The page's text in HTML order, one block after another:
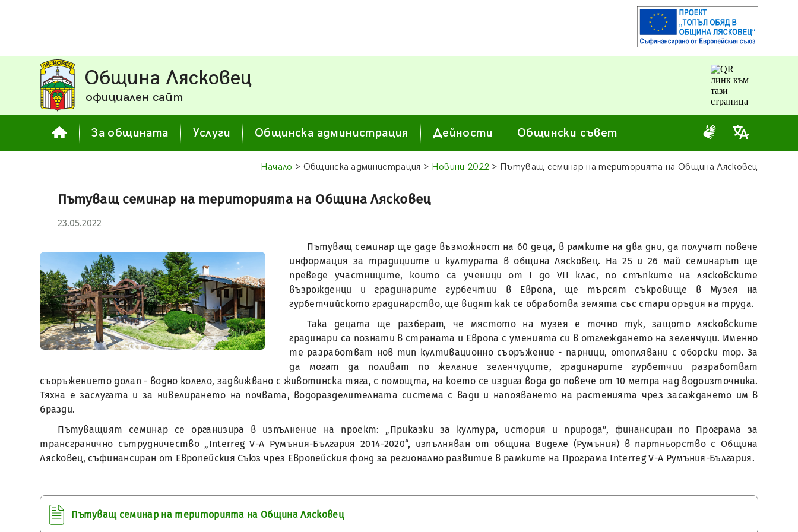
Община Лясковец
официален сайт
За общината Услуги Общинска администрация Дейности Общински съвет
Начало > Общинска администрация > Новини 2022 > Пътуващ семинар на територията на Община Лясковец
Пътуващ семинар на територията на Община Лясковец
23.05.2022
Пътуващ семинар ще даде възможност на 60 деца, в рамките на два дни, да получат повече
информация за традициите и културата в община Лясковец. На 25 и 26 май семинарът ще
преведе участниците, които са ученици от I до VII клас, по стъпките на лясковските
възрожденци и градинарите гурбечтии в Европа, ще търсят съкровище в Музея на
гурбетчийското градинарство, ще видят как се обработва земята със стари оръдия на труда.
Така децата ще разберат, че мястото на музея е точно тук, защото лясковските
градинари са познати в страната и Европа с уменията си в отглеждането на зеленчуци. Именно
те разработват нов тип култивационно съоръжение - парници, отоплявани с оборски тор. За
да могат да поливат по желание зеленчуците, градинарите гурбетчии разработват
съоръжението долап - водно колело, задвижвано с животинска тяга, с помощта, на което се издига вода до повече от 10 метра над водоизточника.
Тяхна е заслугата и за нивелирането на почвата, водоразделителната система с вади и напояването на растенията чрез засаждането им в
бразди.
Пътуващият семинар се организира в изпълнение на проект: „Приказки за култура, история и природа”, финансиран по Програма за
трансгранично сътрудничество „Interreg V-A Румъния-България 2014-2020“, изпълняван от община Виделе (Румъния) в партньорство с Община
Лясковец, съфинансиран от Европейския Съюз чрез Европейския фонд за регионално развитие в рамките на Програма Interreg V-A Румъния-България.
Пътуващ семинар на територията на Община Лясковец